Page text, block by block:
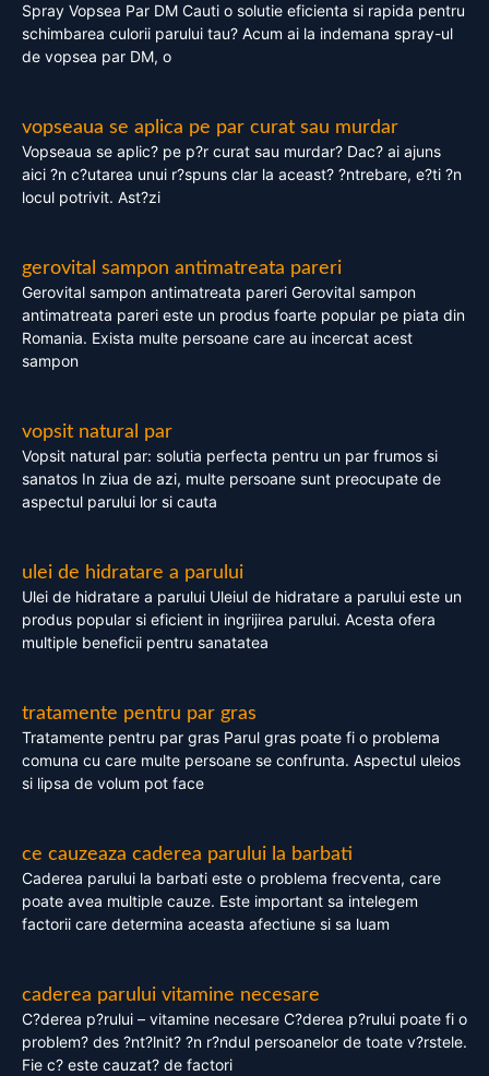
Spray Vopsea Par DM Cauti o solutie eficienta si rapida pentru
schimbarea culorii parului tau? Acum ai la indemana spray-ul
de vopsea par DM, o
vopseaua se aplica pe par curat sau murdar
Vopseaua se aplic? pe p?r curat sau murdar? Dac? ai ajuns
aici ?n c?utarea unui r?spuns clar la aceast? ?ntrebare, e?ti ?n
locul potrivit. Ast?zi
gerovital sampon antimatreata pareri
Gerovital sampon antimatreata pareri Gerovital sampon
antimatreata pareri este un produs foarte popular pe piata din
Romania. Exista multe persoane care au incercat acest
sampon
vopsit natural par
Vopsit natural par: solutia perfecta pentru un par frumos si
sanatos In ziua de azi, multe persoane sunt preocupate de
aspectul parului lor si cauta
ulei de hidratare a parului
Ulei de hidratare a parului Uleiul de hidratare a parului este un
produs popular si eficient in ingrijirea parului. Acesta ofera
multiple beneficii pentru sanatatea
tratamente pentru par gras
Tratamente pentru par gras Parul gras poate fi o problema
comuna cu care multe persoane se confrunta. Aspectul uleios
si lipsa de volum pot face
ce cauzeaza caderea parului la barbati
Caderea parului la barbati este o problema frecventa, care
poate avea multiple cauze. Este important sa intelegem
factorii care determina aceasta afectiune si sa luam
caderea parului vitamine necesare
C?derea p?rului – vitamine necesare C?derea p?rului poate fi o
problem? des ?nt?lnit? ?n r?ndul persoanelor de toate v?rstele.
Fie c? este cauzat? de factori